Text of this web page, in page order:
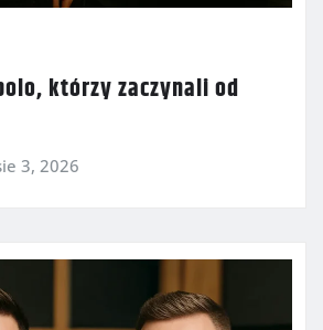
którzy zaczynali od
3, 2026